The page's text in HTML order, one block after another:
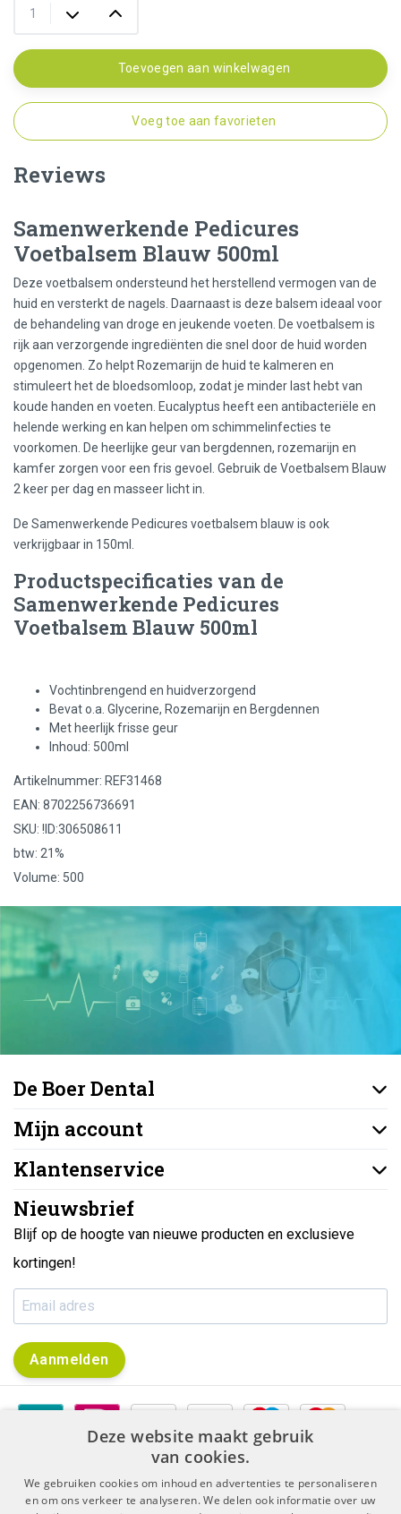
Toevoegen aan winkelwagen
Voeg toe aan favorieten
Reviews
Samenwerkende Pedicures
Voetbalsem Blauw 500ml
Deze voetbalsem ondersteund het herstellend vermogen van de
huid en versterkt de nagels. Daarnaast is deze balsem ideaal voor
de behandeling van droge en jeukende voeten. De voetbalsem is
rijk aan verzorgende ingrediënten die snel door de huid worden
opgenomen. Zo helpt Rozemarijn de huid te kalmeren en
stimuleert het de bloedsomloop, zodat je minder last hebt van
koude handen en voeten. Eucalyptus heeft een antibacteriële en
helende werking en kan helpen om schimmelinfecties te
voorkomen. De heerlijke geur van bergdennen, rozemarijn en
kamfer zorgen voor een fris gevoel. Gebruik de Voetbalsem Blauw
2 keer per dag en masseer licht in.
De Samenwerkende Pedicures voetbalsem blauw is ook
verkrijgbaar in 150ml.
Productspecificaties van de
Samenwerkende Pedicures
Voetbalsem Blauw 500ml
Vochtinbrengend en huidverzorgend
Bevat o.a. Glycerine, Rozemarijn en Bergdennen
Met heerlijk frisse geur
Inhoud: 500ml
Artikelnummer: REF31468
EAN: 8702256736691
SKU: !ID:306508611
btw: 21%
Volume: 500
De Boer Dental
Mijn account
Klantenservice
Nieuwsbrief
Blijf op de hoogte van nieuwe producten en exclusieve
kortingen!
Aanmelden
Deze website maakt gebruik
van cookies.
We gebruiken cookies om inhoud en advertenties te personaliseren
en om ons verkeer te analyseren. We delen ook informatie over uw